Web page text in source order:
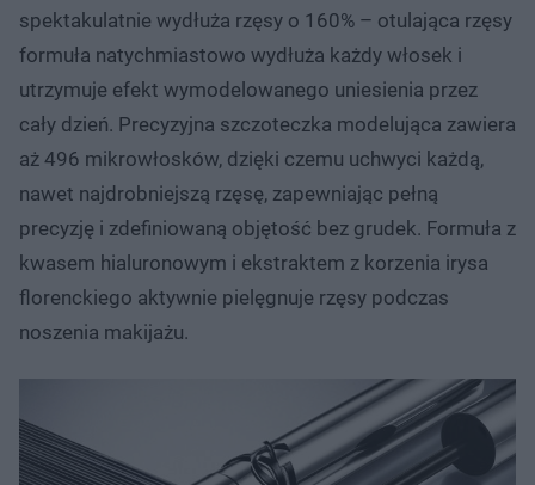
spektakulatnie wydłuża rzęsy o 160% – otulająca rzęsy
formuła natychmiastowo wydłuża każdy włosek i
utrzymuje efekt wymodelowanego uniesienia przez
cały dzień. Precyzyjna szczoteczka modelująca zawiera
aż 496 mikrowłosków, dzięki czemu uchwyci każdą,
nawet najdrobniejszą rzęsę, zapewniając pełną
precyzję i zdefiniowaną objętość bez grudek. Formuła z
kwasem hialuronowym i ekstraktem z korzenia irysa
florenckiego aktywnie pielęgnuje rzęsy podczas
noszenia makijażu.